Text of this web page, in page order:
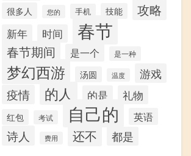
很多人 您的 手机 技能 攻略
新年 时间 春节
春节期间 是一个 是一种
梦幻西游 汤圆 温度
游戏
疫情
的人 的是 礼物
红包 考试 自己的 英语
诗人 费用 还不 都是